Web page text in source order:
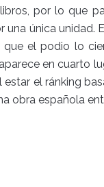
por lo que
única unidad.
que el podio lo
en cuarto
estar el ránking
obra española